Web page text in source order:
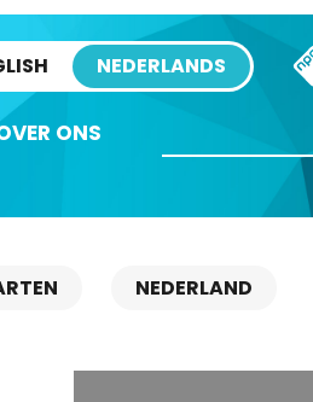
NEDERLANDS
ONS
NEDERLAND